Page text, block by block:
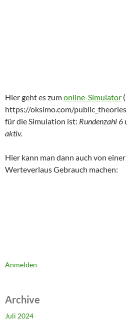
Hier geht es zumonline-Simulator (
https://oksimo.com/public_theories
für die Simulation ist: Rundenzahl 6
aktiv.
Hier kann man dann auch von
Werteverlaus Gebrauch machen:
Anmelden
Archive
Juli 2024